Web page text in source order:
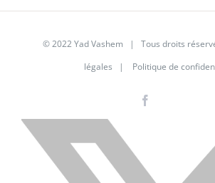
© 2022 Yad Vashem | Tous droits
légales | Politique de
X